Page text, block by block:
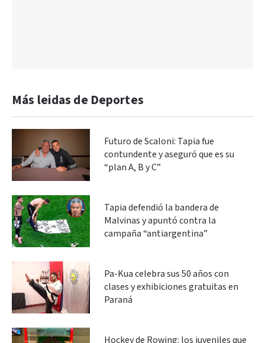
Más leidas de Deportes
Futuro de Scaloni: Tapia fue
contundente y aseguró que es su
“plan A, B y C”
Tapia defendió la bandera de
Malvinas y apuntó contra la
campaña “antiargentina”
Pa-Kua celebra sus 50 años con
clases y exhibiciones gratuitas en
Paraná
Hockey de Rowing: los juveniles que